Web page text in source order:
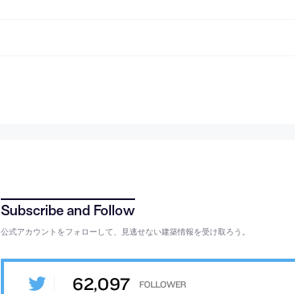
公式アカウントをフォローして、見逃せない建築情報を受け取ろう。
62,097